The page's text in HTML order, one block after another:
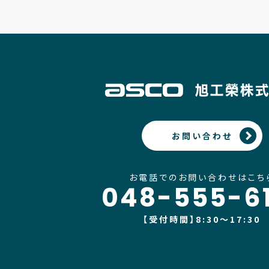
お問い合わせ
お電話でのお問い合わせはこち
048-555-
【受付時間】8:30〜17:30